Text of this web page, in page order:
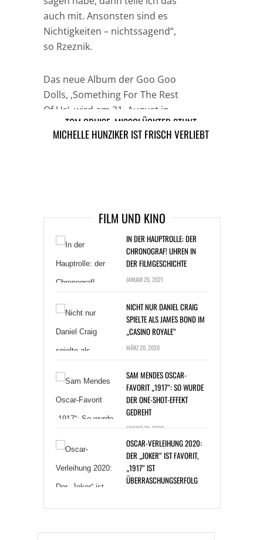
auch mit. Ansonsten sind es
Nichtigkeiten – nichtssagend“,
so Rzeznik.
Das neue Album der Goo Goo
Dolls, ‚Something For The Rest
Of Us‘, wird am 31. August in
Amerika veröffentlicht.
TOM CRUISE: MISSGLÜCKTER STUNT
MICHELLE HUNZIKER IST FRISCH VERLIEBT
FILM UND KINO
IN DER HAUPTROLLE: DER
DER FILMGESCHICHTE
JANUAR 26, 2021
NICHT NUR DANIEL CRAIG
„CASINO ROYALE“
MÄRZ 20, 2020
SAM MENDES OSCAR-
DER ONE-SHOT-EFFEKT
GEDREHT
JANUAR 20, 2020
„1917“ IST
ÜBERRASCHUNGSERFOLG
JANUAR 14, 2020
DEZEMBER 30, 2019